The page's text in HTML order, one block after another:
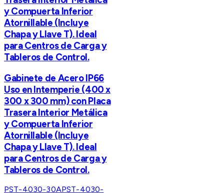
y Compuerta Inferior
Atornillable (Incluye
Chapa y Llave T). Ideal
para Centros de Carga y
Tableros de Control.
Gabinete de Acero IP66
Uso en Intemperie (400 x
300 x 300 mm) con Placa
Trasera Interior Metálica
y Compuerta Inferior
Atornillable (Incluye
Chapa y Llave T). Ideal
para Centros de Carga y
Tableros de Control.
PST-4030-30APST-4030-